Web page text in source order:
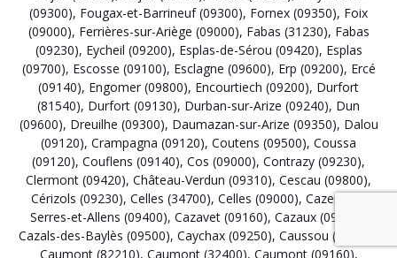
(09300), Fougax-et-Barrineuf (09300), Fornex (09350), Foix
(09000), Ferrières-sur-Ariège (09000), Fabas (31230), Fabas
(09230), Eycheil (09200), Esplas-de-Sérou (09420), Esplas
(09700), Escosse (09100), Esclagne (09600), Erp (09200), Ercé
(09140), Engomer (09800), Encourtiech (09200), Durfort
(81540), Durfort (09130), Durban-sur-Arize (09240), Dun
(09600), Dreuilhe (09300), Daumazan-sur-Arize (09350), Dalou
(09120), Crampagna (09120), Coutens (09500), Coussa
(09120), Couflens (09140), Cos (09000), Contrazy (09230),
Clermont (09420), Château-Verdun (09310), Cescau (09800),
Cérizols (09230), Celles (34700), Celles (09000), Cazenave-
Serres-et-Allens (09400), Cazavet (09160), Cazaux (09120)
Cazals-des-Baylès (09500), Caychax (09250), Caussou (09250)
Caumont (82210), Caumont (32400), Caumont (09160),